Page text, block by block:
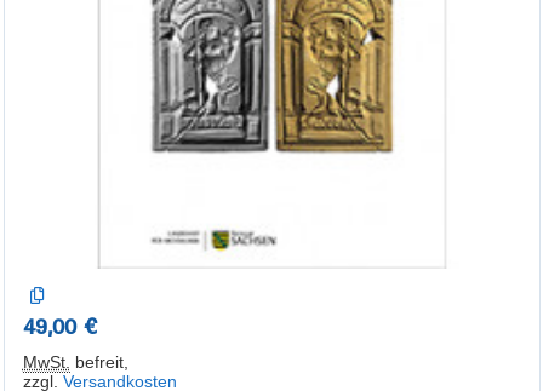
49,00 €
MwSt. befreit,
zzgl. Versandkosten